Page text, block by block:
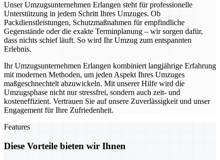
Unser Umzugsunternehmen Erlangen steht für professionelle
Unterstützung in jedem Schritt Ihres Umzuges. Ob
Packdienstleistungen, Schutzmaßnahmen für empfindliche
Gegenstände oder die exakte Terminplanung – wir sorgen dafür,
dass nichts schief läuft. So wird Ihr Umzug zum entspannten
Erlebnis.
Ihr Umzugsunternehmen Erlangen kombiniert langjährige Erfahrung
mit modernen Methoden, um jeden Aspekt Ihres Umzuges
maßgeschnechtelt abzuwickeln. Mit unserer Hilfe wird die
Umzugsphase nicht nur stressfrei, sondern auch zeit- und
kosteneffizient. Vertrauen Sie auf unsere Zuverlässigkeit und unser
Engagement für Ihre Zufriedenheit.
Features
Diese Vorteile bieten wir Ihnen